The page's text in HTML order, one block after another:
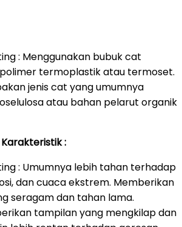
: Menggunakan bubuk cat
termoplastik atau termoset.
jenis cat yang umumnya
atau bahan pelarut organik
:
: Umumnya lebih tahan terhadap
dan cuaca ekstrem. Memberikan
seragam dan tahan lama.
tampilan yang mengkilap dan